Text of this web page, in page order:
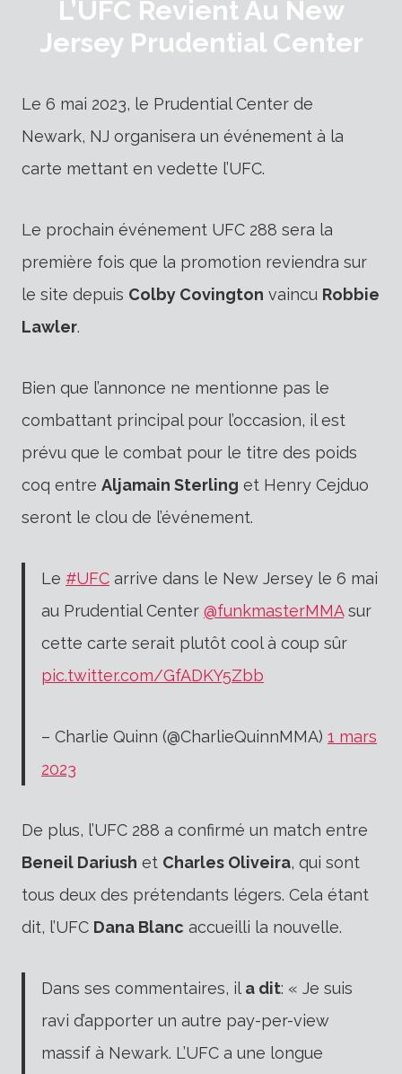
L’UFC Revient Au New
Jersey Prudential Center
Le 6 mai 2023, le Prudential Center de
Newark, NJ organisera un événement à la
carte mettant en vedette l’UFC.
Le prochain événement UFC 288 sera la
première fois que la promotion reviendra sur
le site depuis Colby Covington vaincu Robbie
Lawler.
Bien que l’annonce ne mentionne pas le
combattant principal pour l’occasion, il est
prévu que le combat pour le titre des poids
coq entre Aljamain Sterling et Henry Cejduo
seront le clou de l’événement.
Le #UFC arrive dans le New Jersey le 6 mai
au Prudential Center @funkmasterMMAsur
cette carte serait plutôt cool à coup sûr
pic.twitter.com/GfADKY5Zbb
– Charlie Quinn (@CharlieQuinnMMA) 1 mars
2023
De plus, l’UFC 288 a confirmé un match entre
Beneil Dariush et Charles Oliveira, qui sont
tous deux des prétendants légers. Cela étant
dit, l’UFC Dana Blanc accueilli la nouvelle.
Dans ses commentaires, il a dit: « Je suis
ravi d’apporter un autre pay-per-view
massif à Newark. L’UFC a une longue